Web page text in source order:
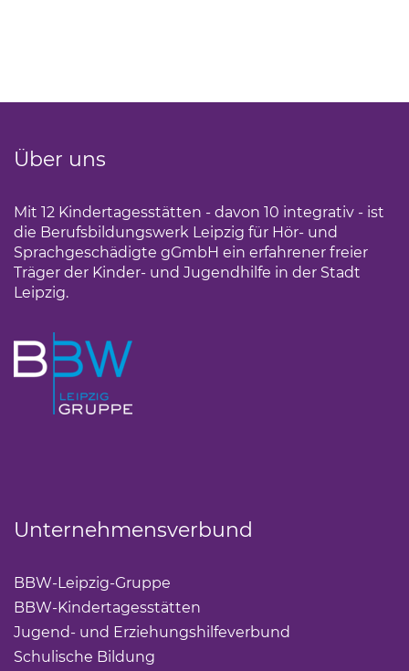
Über uns
Mit 12 Kindertagesstätten - davon 10 integrativ - ist
die Berufsbildungswerk Leipzig für Hör- und
Sprachgeschädigte gGmbH ein erfahrener freier
Träger der Kinder- und Jugendhilfe in der Stadt
Leipzig.
Unternehmensverbund
BBW-Leipzig-Gruppe
BBW-Kindertagesstätten
Jugend- und Erziehungshilfeverbund
Schulische Bildung